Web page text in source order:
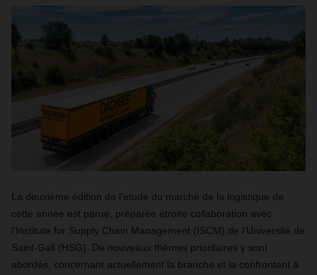
La deuxième édition de l'étude du marché de la logistique de
cette année est parue, préparée étroite collaboration avec
l'Institute for Supply Chain Management (ISCM) de l'Université de
Saint-Gall (HSG). De nouveaux thèmes prioritaires y sont
abordés, concernant actuellement la branche et la confrontant à